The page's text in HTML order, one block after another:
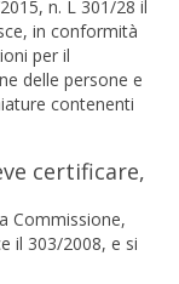
n. L 301/28 il
in conformità
per il
delle persone e
contenenti
certificare,
Commissione,
il 303/2008, e si